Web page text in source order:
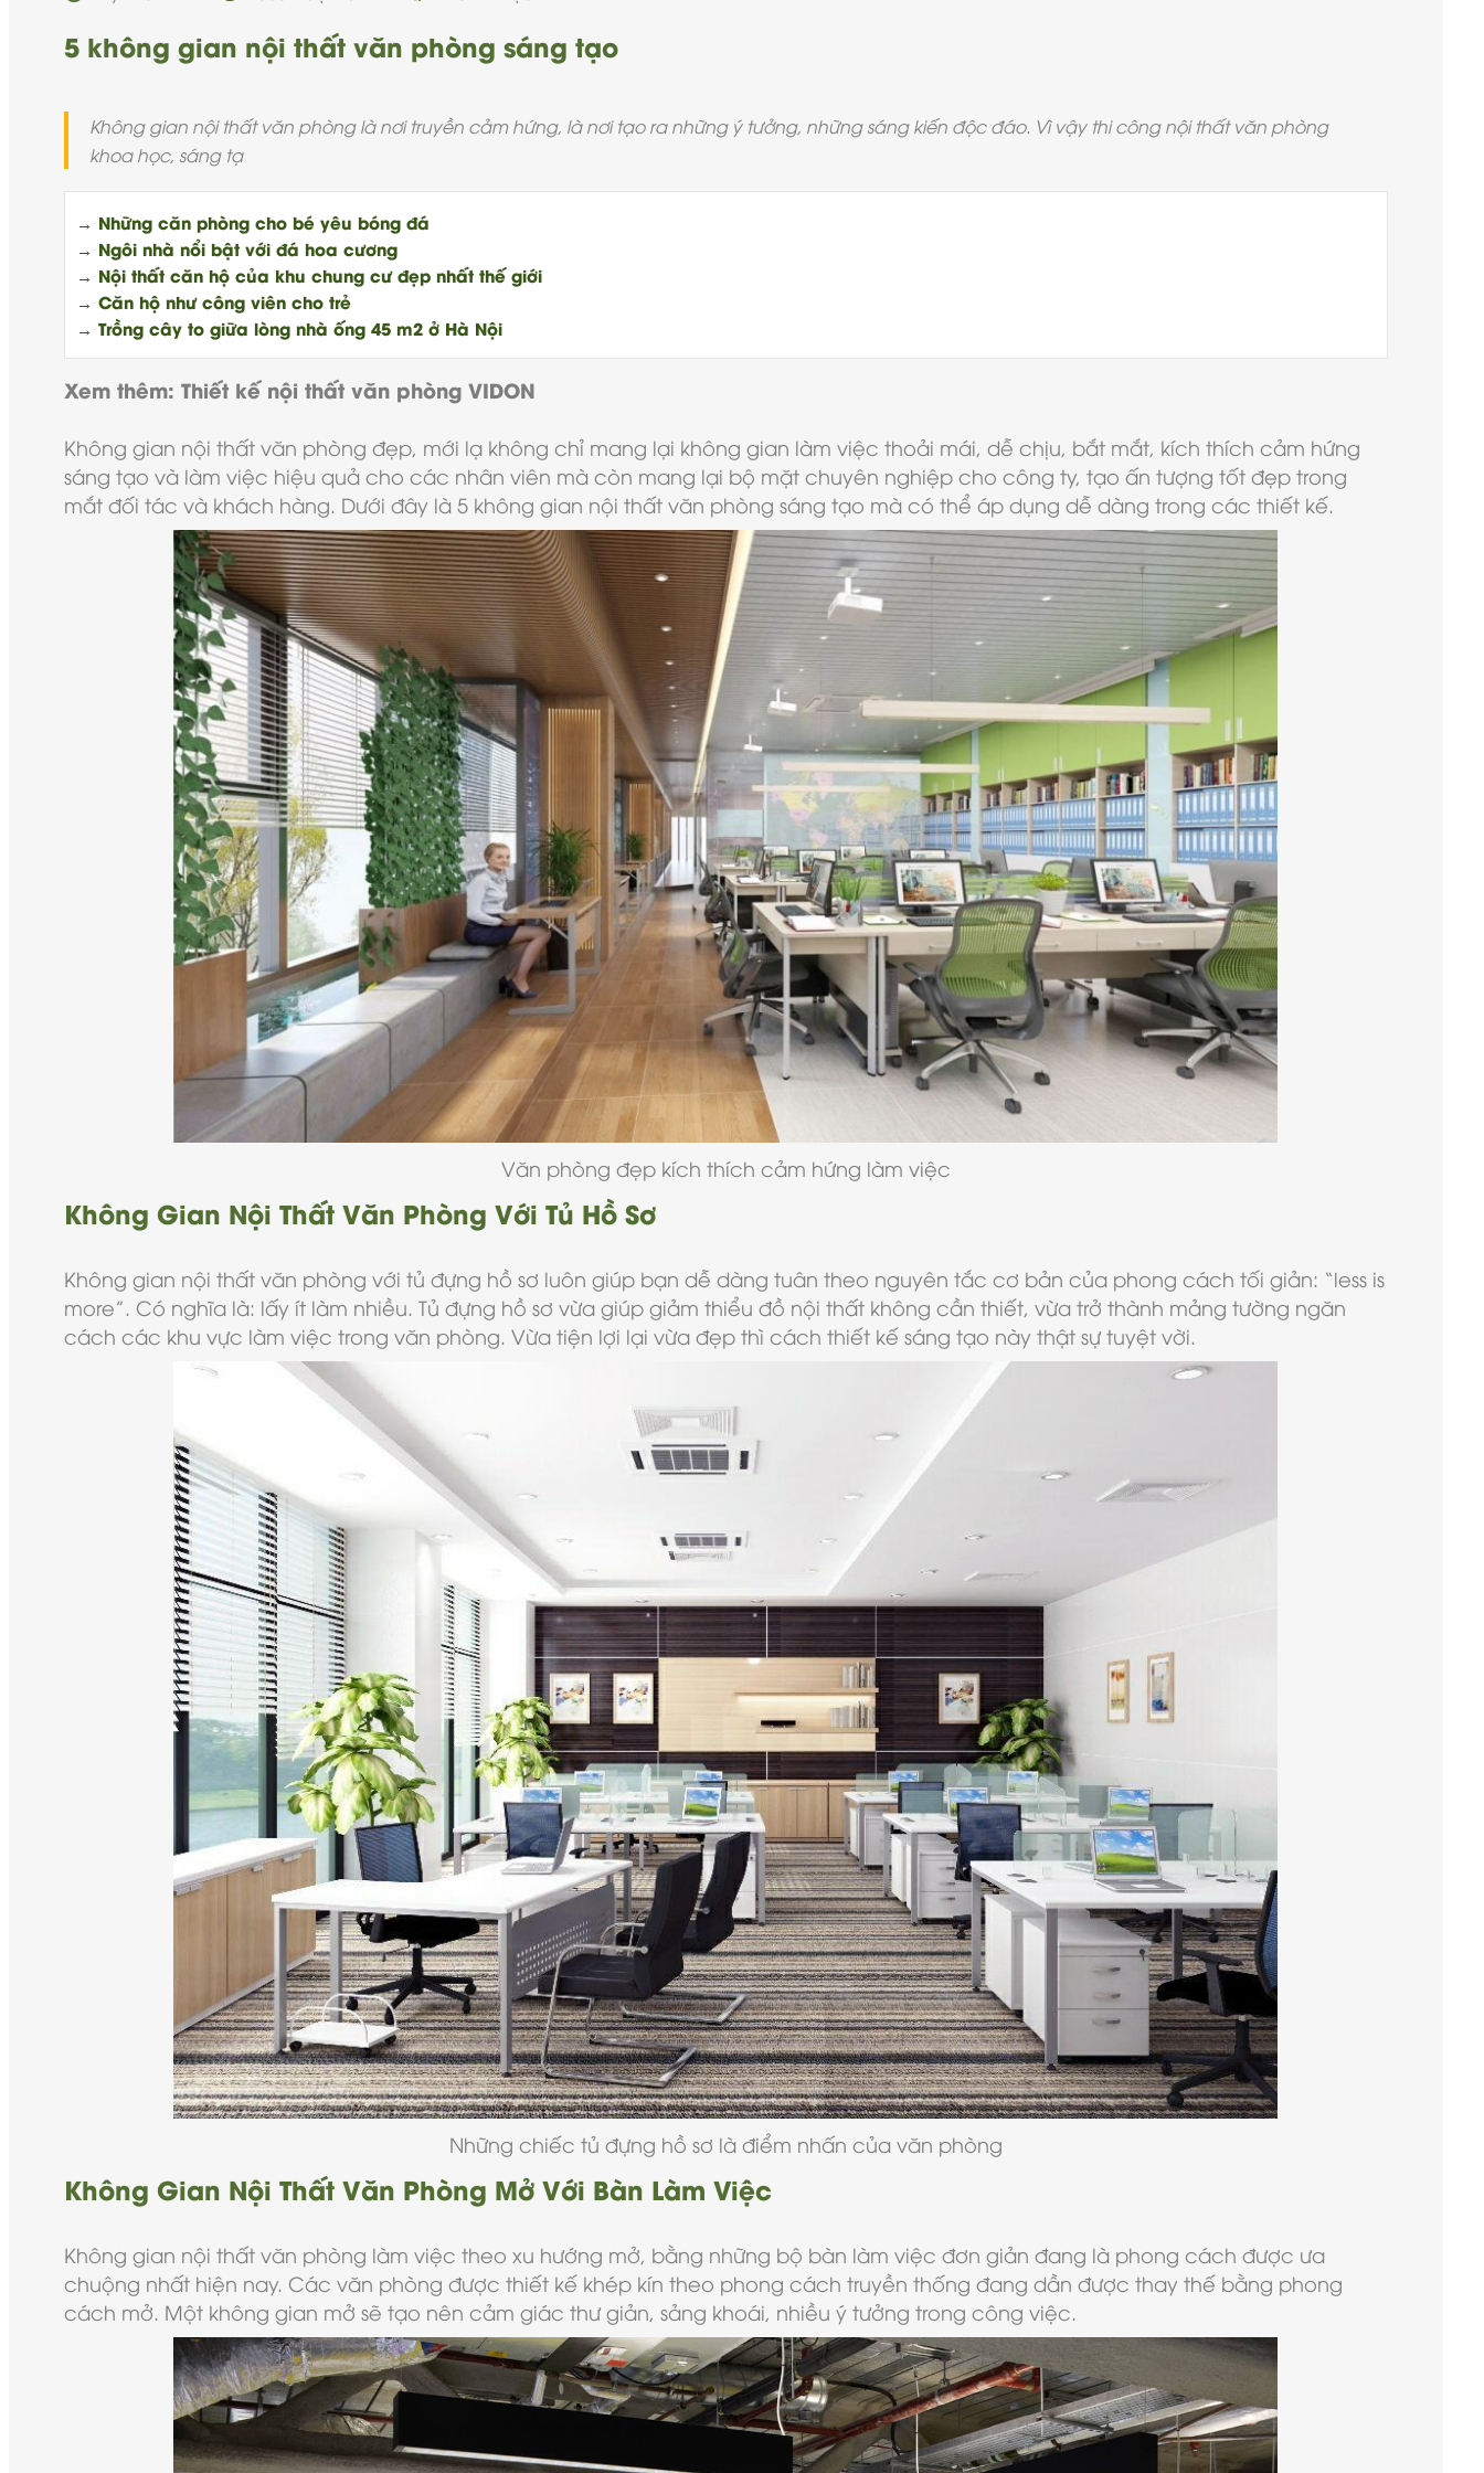
5 không gian nội thất văn phòng sáng tạo
Không gian nội thất văn phòng là nơi truyền cảm hứng, là nơi tạo ra những ý tưởng, những sáng kiến độc đáo. Vì vậy thi công nội thất văn phòng
khoa học, sáng tạ
→ Những căn phòng cho bé yêu bóng đá
→ Ngôi nhà nổi bật với đá hoa cương
→ Nội thất căn hộ của khu chung cư đẹp nhất thế giới
→ Căn hộ như công viên cho trẻ
→ Trồng cây to giữa lòng nhà ống 45 m2 ở Hà Nội
Xem thêm: Thiết kế nội thất văn phòng VIDON
Không gian nội thất văn phòng đẹp, mới lạ không chỉ mang lại không gian làm việc thoải mái, dễ chịu, bắt mắt, kích thích cảm hứng
sáng tạo và làm việc hiệu quả cho các nhân viên mà còn mang lại bộ mặt chuyên nghiệp cho công ty, tạo ấn tượng tốt đẹp trong
mắt đối tác và khách hàng. Dưới đây là 5 không gian nội thất văn phòng sáng tạo mà có thể áp dụng dễ dàng trong các thiết kế.
Văn phòng đẹp kích thích cảm hứng làm việc
Không Gian Nội Thất Văn Phòng Với Tủ Hồ Sơ
Không gian nội thất văn phòng với tủ đựng hồ sơ luôn giúp bạn dễ dàng tuân theo nguyên tắc cơ bản của phong cách tối giản: “less is
more”. Có nghĩa là: lấy ít làm nhiều. Tủ đựng hồ sơ vừa giúp giảm thiểu đồ nội thất không cần thiết, vừa trở thành mảng tường ngăn
cách các khu vực làm việc trong văn phòng. Vừa tiện lợi lại vừa đẹp thì cách thiết kế sáng tạo này thật sự tuyệt vời.
Những chiếc tủ đựng hồ sơ là điểm nhấn của văn phòng
Không Gian Nội Thất Văn Phòng Mở Với Bàn Làm Việc
Không gian nội thất văn phòng làm việc theo xu hướng mở, bằng những bộ bàn làm việc đơn giản đang là phong cách được ưa
chuộng nhất hiện nay. Các văn phòng được thiết kế khép kín theo phong cách truyền thống đang dần được thay thế bằng phong
cách mở. Một không gian mở sẽ tạo nên cảm giác thư giản, sảng khoái, nhiều ý tưởng trong công việc.